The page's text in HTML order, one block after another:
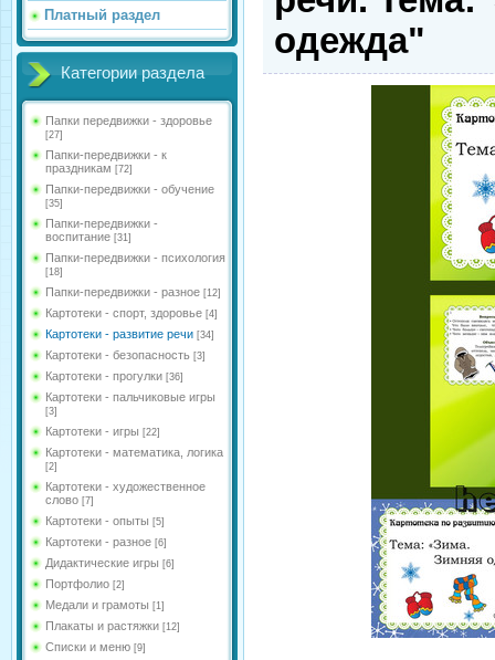
Платный раздел
Категории раздела
Папки передвижки - здоровье
[27]
Папки-передвижки - к
праздникам [72]
Папки-передвижки - обучение
[35]
Папки-передвижки -
воспитание [31]
Папки-передвижки - психология
[18]
Папки-передвижки - разное [12]
Картотеки - спорт, здоровье [4]
Картотеки - развитие речи [34]
Картотеки - безопасность [3]
Картотеки - прогулки [36]
Картотеки - пальчиковые игры
[3]
Картотеки - игры [22]
Картотеки - математика, логика
[2]
Картотеки - художественное
слово [7]
Картотеки - опыты [5]
Картотеки - разное [6]
Дидактические игры [6]
Портфолио [2]
Медали и грамоты [1]
Плакаты и растяжки [12]
Списки и меню [9]
одежда"